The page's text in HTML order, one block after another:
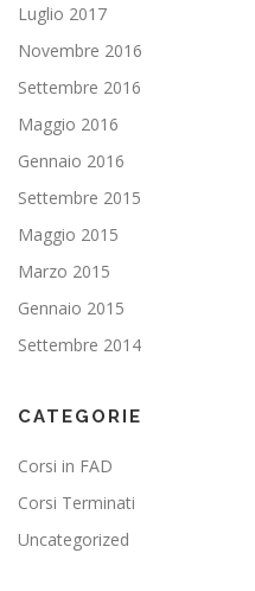
Luglio 2017
Novembre 2016
Settembre 2016
Maggio 2016
Gennaio 2016
Settembre 2015
Maggio 2015
Marzo 2015
Gennaio 2015
Settembre 2014
CATEGORIE
Corsi in FAD
Corsi Terminati
Uncategorized